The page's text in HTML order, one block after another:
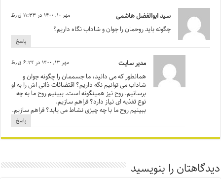
سید ابوالفضل هاشمی مهر ۱۰, ۱۴۰۰ در ۱۱:۳۳ ق٫ظ
چگونه باید روحمان را جوان و شاداب نگاه داریم؟
پاسخ
مدیر سایت مهر ۱۳, ۱۴۰۰ در ۶:۲۴ ق٫ظ
همانطور که می دانید، ما جسممان را چگونه جوان و
شاداب می توانیم نگه داریم؟ اقتضائات ذاتی اش را به او
برسانیم. روح نیز همینگونه است. ببینیم روح ما به چه
نوع تغذیه ای نیاز دارد؟ فراهم سازیم.
ببینیم روح ما با چه چیزی نشاط می یابد؟ فراهم سازیم.
پاسخ
دیدگاهتان را بنویسید